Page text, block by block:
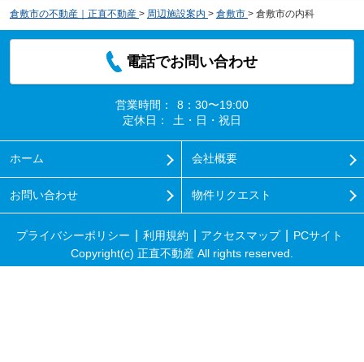
倉敷市の不動産｜正直不動産 > 周辺施設案内 > 倉敷市 > 倉敷市の内科
電話でお問い合わせ
営業時間：
8：30〜19:00
定休日：
土・日・祝日
ホーム 会社概要
お問い合わせ 物件リクエスト
プライバシーポリシー 利用規約 アクセスマップ
PCサイト
Copyright(c) 正直不動産 All rights reserved.